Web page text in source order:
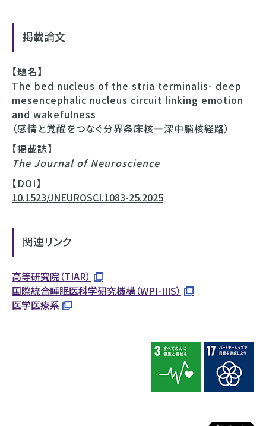
掲載論文
【題名】
The bed nucleus of the stria terminalis- deep
mesencephalic nucleus circuit linking emotion
and wakefulness
（感情と覚醒をつなぐ分界条床核―深中脳核経路）
【掲載誌】
The Journal of Neuroscience
【DOI】
10.1523/JNEUROSCI.1083-25.2025
関連リンク
高等研究院（TIAR）
国際統合睡眠医科学研究機構（WPI-IIIS）
医学医療系